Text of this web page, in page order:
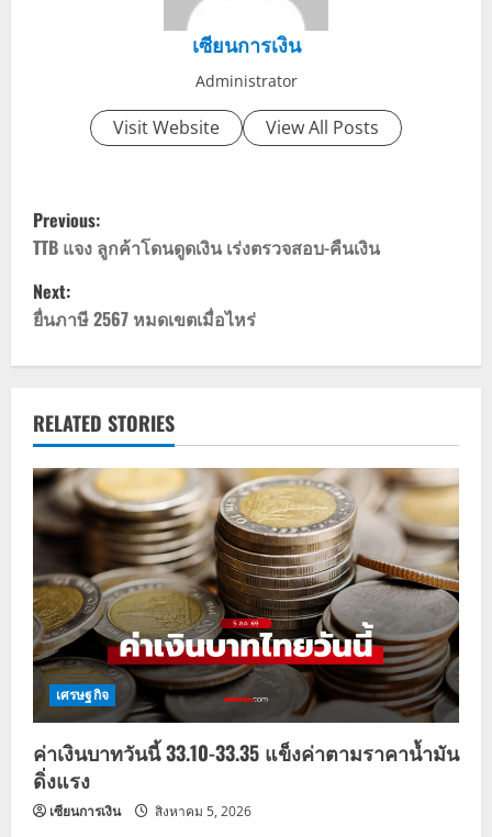
เซียนการเงิน
Administrator
Visit Website View All Posts
P
o
s
a
v
i
g
a
t
i
o
n
Previous:
TTB แจง ลูกค้าโดนดูดเงิน เร่งตรวจสอบ-คืนเงิน
Next:
ยื่นภาษี 2567 หมดเขตเมื่อไหร่
RELATED STORIES
เศรษฐกิจ
ค่าเงินบาทวันนี้ 33.10-33.35 แข็งค่าตามราคาน้ำมัน
ดิ่งแรง
เซียนการเงิน สิงหาคม 5, 2026